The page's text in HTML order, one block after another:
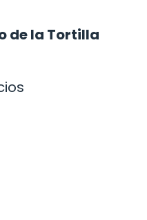
de la Tortilla